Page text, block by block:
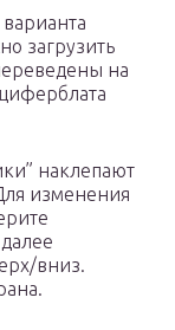
загрузить
на
наклепают
изменения
вниз.